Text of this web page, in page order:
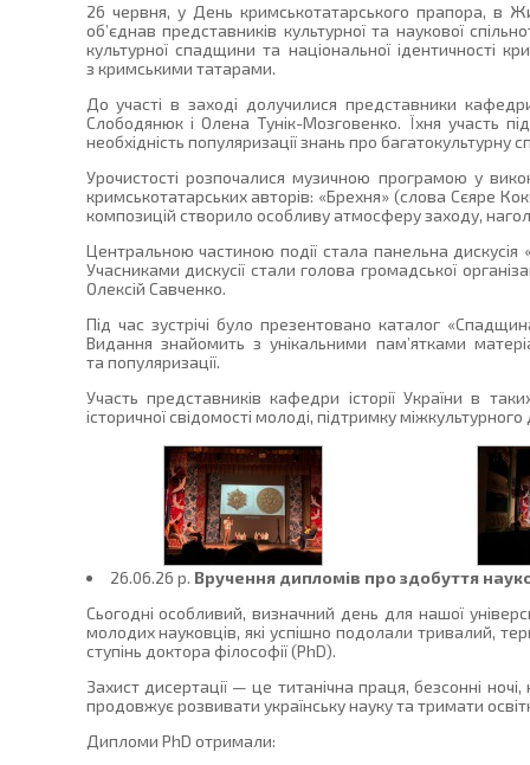
26 червня, у День кримськотатарського прапора, в
об’єднав представників культурної та наукової
культурної спадщини та національної ідентичності
з кримськими татарами.
До участі в заході долучилися представники
Слободянюк і Олена Тунік-Мозговенко. Їхня участь
необхідність популяризації знань про багатокультурну
Урочистості розпочалися музичною програмою у
кримськотатарських авторів: «Брехня» (слова Сєяре
композицій створило особливу атмосферу заходу,
Центральною частиною події стала панельна
Учасниками дискусії стали голова громадської
Олексій Савченко.
Під час зустрічі було презентовано каталог
Видання знайомить з унікальними пам’ятками
та популяризації.
Участь представників кафедри історії України в
історичної свідомості молоді, підтримку
26.06.26 p. Вручення дипломів про здобуття
Сьогодні особливий, визначний день для нашої
молодих науковців, які успішно подолали тривалий,
ступінь доктора філософії (PhD).
Захист дисертації — це титанічна праця, безсонні
продовжує розвивати українську науку та тримати
Дипломи PhD отримали: